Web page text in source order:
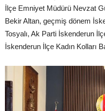
İlçe Emniyet Müdürü Nevzat
Bekir Altan, geçmiş dönem
Tosyalı, Ak Parti İskenderun
İskenderun İlçe Kadın Kolları